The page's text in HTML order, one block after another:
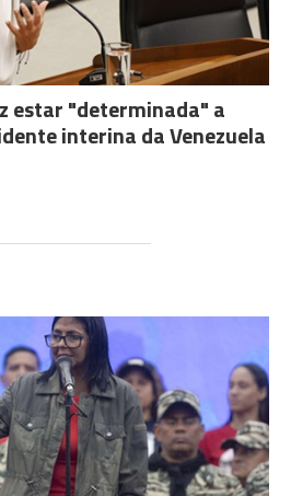
estar "determinada" a
interina da Venezuela